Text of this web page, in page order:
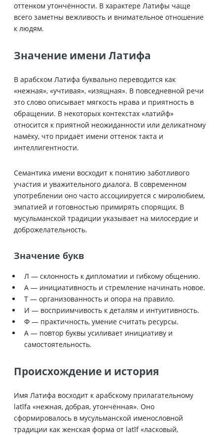
оттенком утончённости. В характере Латифы чаще
всего заметны вежливость и внимательное отношение
к людям.
Значение имени Латифа
В арабском Латифа буквально переводится как
«нежная», «учтивая», «изящная». В повседневной речи
это слово описывает мягкость нрава и приятность в
обращении. В некоторых контекстах «латийф»
относится к приятной неожиданности или деликатному
намёку, что придаёт имени оттенок такта и
интеллигентности.
Семантика имени восходит к понятию заботливого
участия и уважительного диалога. В современном
употреблении оно часто ассоциируется с миролюбием,
эмпатией и готовностью примирять спорящих. В
мусульманской традиции указывает на милосердие и
доброжелательность.
Значение букв
Л — склонность к дипломатии и гибкому общению.
А — инициативность и стремление начинать новое.
Т — организованность и опора на правило.
И — восприимчивость к деталям и интуитивность.
Ф — практичность, умение считать ресурсы.
А — повтор буквы усиливает инициативу и
самостоятельность.
Происхождение и история
Имя Латифа восходит к арабскому прилагательному
latīfa «нежная, добрая, утончённая». Оно
сформировалось в мусульманской именословной
традиции как женская форма от latīf «ласковый,